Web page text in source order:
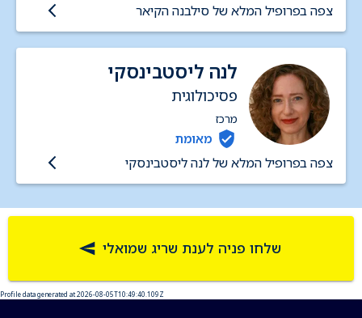
צפה בפרופיל המלא של סילבנה הקיאר
לנה ליסטבינסקי
פסיכולוגית
מרכז
מאומת
צפה בפרופיל המלא של לנה ליסטבינסקי
שלחו פניה לענת שריג שמואלי
Profile data generated at 2026-08-05T10:49:40.109Z